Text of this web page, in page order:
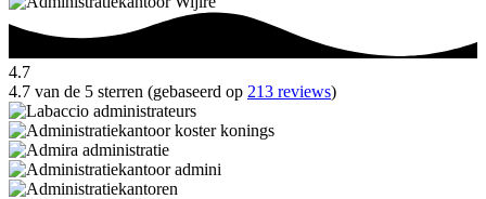
4.7
4.7 van de 5 sterren (gebaseerd op 213 reviews)